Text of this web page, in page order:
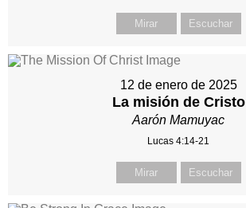
Mirar Escuchar
12 de enero de 2025
La misión de Cristo
Aarón Mamuyac
Lucas 4:14-21
Mirar Escuchar